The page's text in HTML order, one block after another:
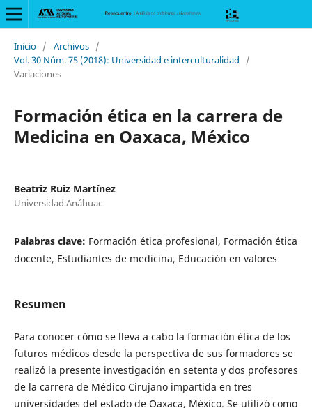
Inicio / Archivos /
Vol. 30 Núm. 75 (2018): Universidad e interculturalidad
/
Variaciones
Formación ética en la carrera de
Medicina en Oaxaca, México
Beatriz Ruiz Martínez
Universidad Anáhuac
Palabras clave: Formación ética profesional, Formación ética
docente, Estudiantes de medicina, Educación en valores
Resumen
Para conocer cómo se lleva a cabo la formación ética de los
futuros médicos desde la perspectiva de sus formadores se
realizó la presente investigación en setenta y dos profesores
de la carrera de Médico Cirujano impartida en tres
universidades del estado de Oaxaca, México. Se utilizó como